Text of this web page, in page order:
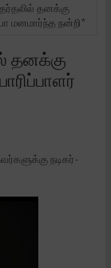
தனக்கு
மனமார்ந்த நன்றி*
தனக்கு
நடிகர்-